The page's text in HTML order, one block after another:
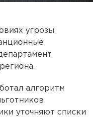
угрозы
алгоритм
уточняют списки